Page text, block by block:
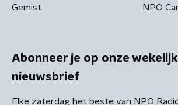
Gemist NPO
Abonneer je op onze
nieuwsbrief
Elke zaterdag het beste van NPO